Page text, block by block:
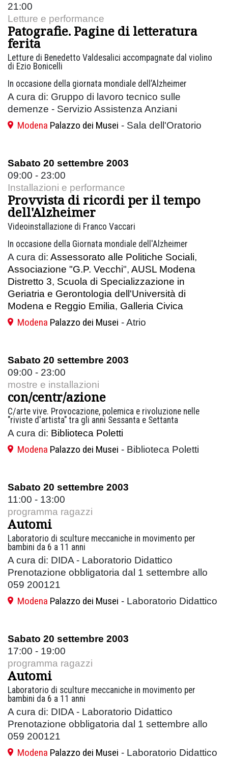
21:00
Letture e performance
Patografie. Pagine di letteratura
ferita
Letture di Benedetto Valdesalici accompagnate dal violino
di Ezio Bonicelli
In occasione della giornata mondiale dell’Alzheimer
A cura di: Gruppo di lavoro tecnico sulle
demenze - Servizio Assistenza Anziani
Modena Palazzo dei Musei - Sala dell'Oratorio
Sabato 20 settembre 2003
09:00 - 23:00
Installazioni e performance
Provvista di ricordi per il tempo
dell'Alzheimer
Videoinstallazione di Franco Vaccari
In occasione della Giornata mondiale dell'Alzheimer
A cura di: Assessorato alle Politiche Sociali,
Associazione "G.P. Vecchi", AUSL Modena
Distretto 3, Scuola di Specializzazione in
Geriatria e Gerontologia dell'Università di
Modena e Reggio Emilia, Galleria Civica
Modena Palazzo dei Musei - Atrio
Sabato 20 settembre 2003
09:00 - 23:00
mostre e installazioni
con/centr/azione
C/arte vive. Provocazione, polemica e rivoluzione nelle
"riviste d'artista" tra gli anni Sessanta e Settanta
A cura di: Biblioteca Poletti
Modena Palazzo dei Musei - Biblioteca Poletti
Sabato 20 settembre 2003
11:00 - 13:00
programma ragazzi
Automi
Laboratorio di sculture meccaniche in movimento per
bambini da 6 a 11 anni
A cura di: DIDA - Laboratorio Didattico
Prenotazione obbligatoria dal 1 settembre allo
059 200121
Modena Palazzo dei Musei - Laboratorio Didattico
Sabato 20 settembre 2003
17:00 - 19:00
programma ragazzi
Automi
Laboratorio di sculture meccaniche in movimento per
bambini da 6 a 11 anni
A cura di: DIDA - Laboratorio Didattico
Prenotazione obbligatoria dal 1 settembre allo
059 200121
Modena Palazzo dei Musei - Laboratorio Didattico